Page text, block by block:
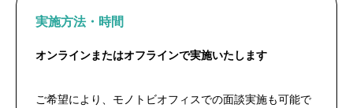
実施方法・時間
オンラインまたはオフラインで実施いたします
ご希望により、モノトビオフィスでの面談実施も可能で